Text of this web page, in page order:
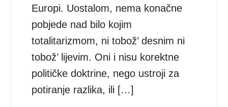
Europi. Uostalom, nema konačne
pobjede nad bilo kojim
totalitarizmom, ni tobož’ desnim ni
tobož’ lijevim. Oni i nisu korektne
političke doktrine, nego ustroji za
potiranje razlika, ili […]